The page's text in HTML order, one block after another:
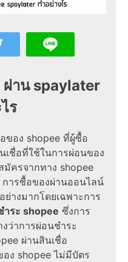
ผ่าน spaylater
ร
ของ shopee ที่ผู้ซื้อ
เชื่อที่ใช้ในการผ่อนของ
ครจากทาง shopee
การซื้อของผ่านออนไลน์
างมากโดยเฉพาะการ
ำระ shopee ซึ่งการ
ว่าการผ่อนชําระ
ผ่านสินเชื่อ
ง shopee ไม่มีบัตร